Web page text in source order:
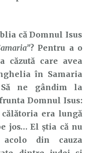
că Domnul Isus
? Pentru a o
căzută care avea
în Samaria
ne gândim la
Domnul Isus:
călătoria era lungă
jos… El știa că nu
din cauza